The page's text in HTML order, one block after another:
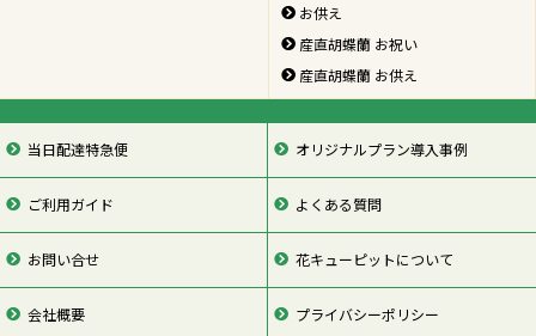
お供え
産直胡蝶蘭 お祝い
産直胡蝶蘭 お供え
当日配達特急便 オリジナルプラン導入事例
ご利用ガイド よくある質問
お問い合せ 花キューピットについて
会社概要 プライバシーポリシー